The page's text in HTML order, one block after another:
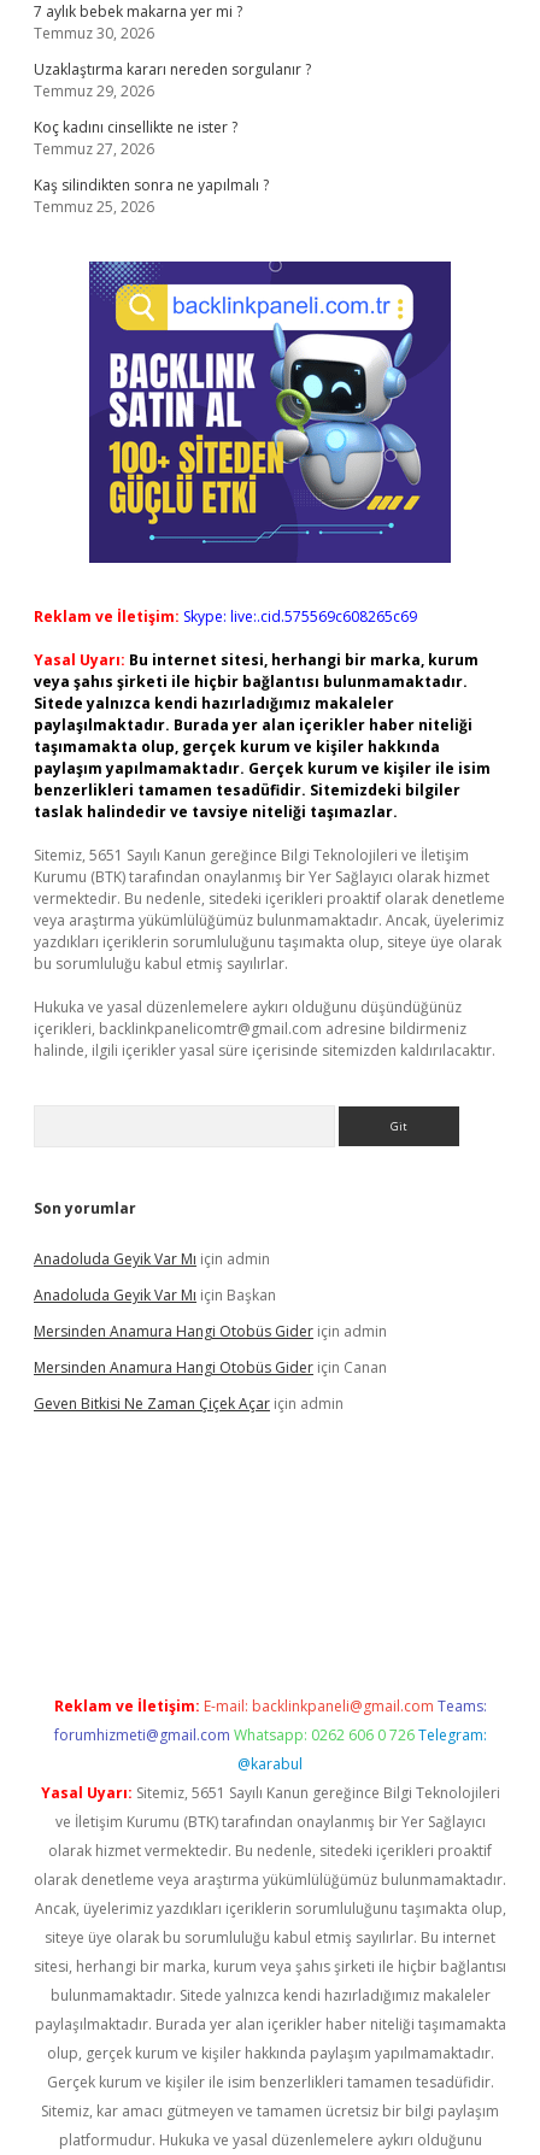
7 aylık bebek makarna yer mi ?
Temmuz 30, 2026
Uzaklaştırma kararı nereden sorgulanır ?
Temmuz 29, 2026
Koç kadını cinsellikte ne ister ?
Temmuz 27, 2026
Kaş silindikten sonra ne yapılmalı ?
Temmuz 25, 2026
Reklam ve İletişim: Skype: live:.cid.575569c608265c69
Yasal Uyarı: Bu internet sitesi, herhangi bir marka, kurum
veya şahıs şirketi ile hiçbir bağlantısı bulunmamaktadır.
Sitede yalnızca kendi hazırladığımız makaleler
paylaşılmaktadır. Burada yer alan içerikler haber niteliği
taşımamakta olup, gerçek kurum ve kişiler hakkında
paylaşım yapılmamaktadır. Gerçek kurum ve kişiler ile isim
benzerlikleri tamamen tesadüfidir. Sitemizdeki bilgiler
taslak halindedir ve tavsiye niteliği taşımazlar.
Sitemiz, 5651 Sayılı Kanun gereğince Bilgi Teknolojileri ve İletişim
Kurumu (BTK) tarafından onaylanmış bir Yer Sağlayıcı olarak hizmet
vermektedir. Bu nedenle, sitedeki içerikleri proaktif olarak denetleme
veya araştırma yükümlülüğümüz bulunmamaktadır. Ancak, üyelerimiz
yazdıkları içeriklerin sorumluluğunu taşımakta olup, siteye üye olarak
bu sorumluluğu kabul etmiş sayılırlar.
Hukuka ve yasal düzenlemelere aykırı olduğunu düşündüğünüz
içerikleri, backlinkpanelicomtr@gmail.com adresine bildirmeniz
halinde, ilgili içerikler yasal süre içerisinde sitemizden kaldırılacaktır.
Son yorumlar
Anadoluda Geyik Var Mı için admin
Anadoluda Geyik Var Mı için Başkan
Mersinden Anamura Hangi Otobüs Gider için admin
Mersinden Anamura Hangi Otobüs Gider için Canan
Geven Bitkisi Ne Zaman Çiçek Açar için admin
Reklam ve İletişim: E-mail: backlinkpaneli@gmail.com Teams:
forumhizmeti@gmail.com Whatsapp: 0262 606 0 726 Telegram:
@karabul
Yasal Uyarı: Sitemiz, 5651 Sayılı Kanun gereğince Bilgi Teknolojileri
ve İletişim Kurumu (BTK) tarafından onaylanmış bir Yer Sağlayıcı
olarak hizmet vermektedir. Bu nedenle, sitedeki içerikleri proaktif
olarak denetleme veya araştırma yükümlülüğümüz bulunmamaktadır.
Ancak, üyelerimiz yazdıkları içeriklerin sorumluluğunu taşımakta olup,
siteye üye olarak bu sorumluluğu kabul etmiş sayılırlar. Bu internet
sitesi, herhangi bir marka, kurum veya şahıs şirketi ile hiçbir bağlantısı
bulunmamaktadır. Sitede yalnızca kendi hazırladığımız makaleler
paylaşılmaktadır. Burada yer alan içerikler haber niteliği taşımamakta
olup, gerçek kurum ve kişiler hakkında paylaşım yapılmamaktadır.
Gerçek kurum ve kişiler ile isim benzerlikleri tamamen tesadüfidir.
Sitemiz, kar amacı gütmeyen ve tamamen ücretsiz bir bilgi paylaşım
platformudur. Hukuka ve yasal düzenlemelere aykırı olduğunu